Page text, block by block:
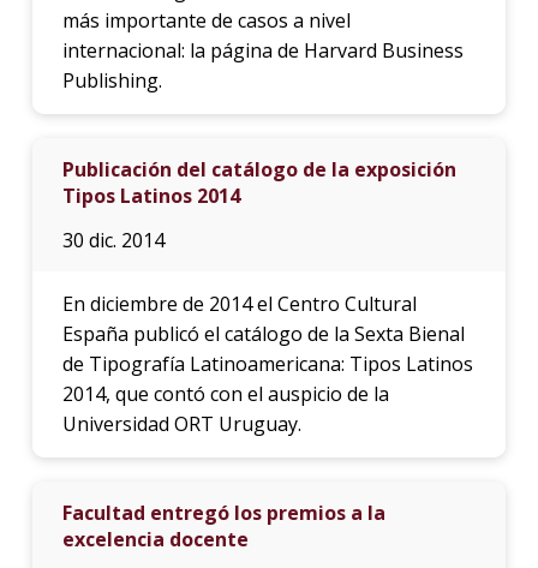
más importante de casos a nivel
internacional: la página de Harvard Business
Publishing.
Publicación del catálogo de la exposición
Tipos Latinos 2014
30 dic. 2014
En diciembre de 2014 el Centro Cultural
España publicó el catálogo de la Sexta Bienal
de Tipografía Latinoamericana: Tipos Latinos
2014, que contó con el auspicio de la
Universidad ORT Uruguay.
Facultad entregó los premios a la
excelencia docente